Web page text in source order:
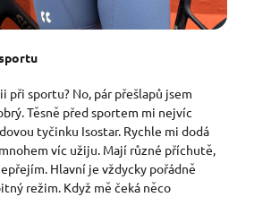
při sportu? No, pár přešlapů jsem
Těsně před sportem mi nejvíc
tyčinku Isostar. Rychle mi dodá
víc užiju. Mají různé příchutě,
Hlavní je vždycky pořádně
režim. Když mě čeká něco